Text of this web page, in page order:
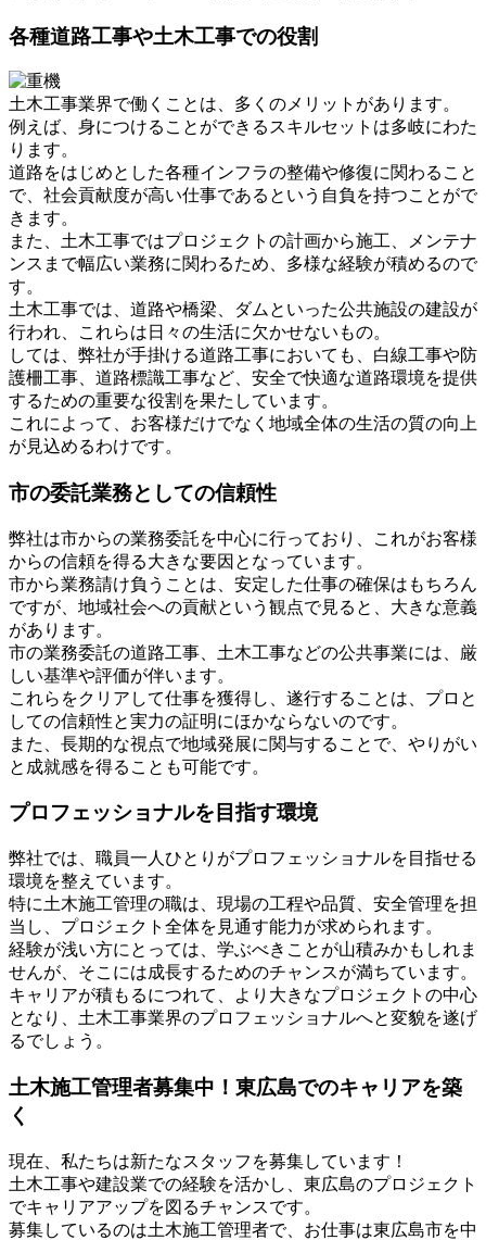
各種道路工事や土木工事での役割
土木工事業界で働くことは、多くのメリットがあります。
例えば、身につけることができるスキルセットは多岐にわた
ります。
道路をはじめとした各種インフラの整備や修復に関わること
で、社会貢献度が高い仕事であるという自負を持つことがで
きます。
また、土木工事ではプロジェクトの計画から施工、メンテナ
ンスまで幅広い業務に関わるため、多様な経験が積めるので
す。
土木工事では、道路や橋梁、ダムといった公共施設の建設が
行われ、これらは日々の生活に欠かせないもの。
しては、弊社が手掛ける道路工事においても、白線工事や防
護柵工事、道路標識工事など、安全で快適な道路環境を提供
するための重要な役割を果たしています。
これによって、お客様だけでなく地域全体の生活の質の向上
が見込めるわけです。
市の委託業務としての信頼性
弊社は市からの業務委託を中心に行っており、これがお客様
からの信頼を得る大きな要因となっています。
市から業務請け負うことは、安定した仕事の確保はもちろん
ですが、地域社会への貢献という観点で見ると、大きな意義
があります。
市の業務委託の道路工事、土木工事などの公共事業には、厳
しい基準や評価が伴います。
これらをクリアして仕事を獲得し、遂行することは、プロと
しての信頼性と実力の証明にほかならないのです。
また、長期的な視点で地域発展に関与することで、やりがい
と成就感を得ることも可能です。
プロフェッショナルを目指す環境
弊社では、職員一人ひとりがプロフェッショナルを目指せる
環境を整えています。
特に土木施工管理の職は、現場の工程や品質、安全管理を担
当し、プロジェクト全体を見通す能力が求められます。
経験が浅い方にとっては、学ぶべきことが山積みかもしれま
せんが、そこには成長するためのチャンスが満ちています。
キャリアが積もるにつれて、より大きなプロジェクトの中心
となり、土木工事業界のプロフェッショナルへと変貌を遂げ
るでしょう。
土木施工管理者募集中！東広島でのキャリアを築
く
現在、私たちは新たなスタッフを募集しています！
土木工事や建設業での経験を活かし、東広島のプロジェクト
でキャリアアップを図るチャンスです。
募集しているのは土木施工管理者で、お仕事は東広島市を中